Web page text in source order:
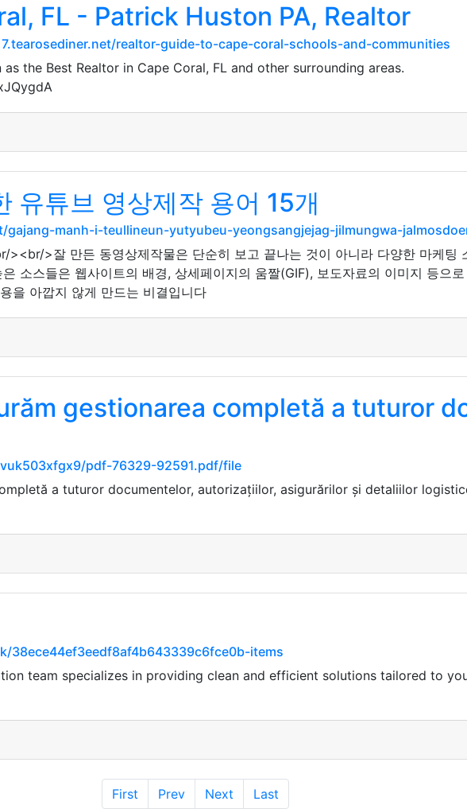
FL - Patrick Huston PA, Realtor
realtor-guide-to-cape-coral-schools-and-communities
the Best Realtor in Cape Coral, FL and other surrounding areas.
유튜브 영상제작 용어 15개
manh-i-teullineun-yutyubeu-yeongsangjejag-jilmungwa-
><br/>잘 만든 동영상제작물은 단순히 보고 끝나는 것이 아니라 다양한 마케팅
소스들은 웹사이트의 배경, 상세페이지의 움짤(GIF), 보도자료의 이미지 등으
을 아깝지 않게 만드는 비결입니다
gestionarea completă a tuturor
pdf-76329-92591.pdf/file
a tuturor documentelor, autorizațiilor, asigurărilor și detaliilor
38ece44ef3eedf8af4b643339c6fce0b-items
team specializes in providing clean and efficient solutions tailored to
First Prev Next Last